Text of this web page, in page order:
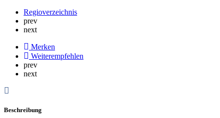
Regioverzeichnis
prev
next
Merken
Weiterempfehlen
prev
next
Beschreibung